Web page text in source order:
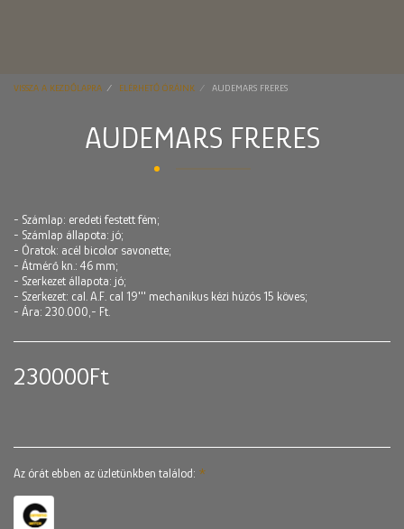
VISSZA A KEZDŐLAPRA ELÉRHETŐ ÓRÁINK AUDEMARS FRERES
AUDEMARS FRERES
- Számlap: eredeti festett fém;
- Számlap állapota: jó;
- Óratok: acél bicolor savonette;
- Átmérő kn.: 46 mm;
- Szerkezet állapota: jó;
- Szerkezet: cal. A.F. cal 19''' mechanikus kézi húzós 15 köves;
- Ára: 230.000,- Ft.
230000Ft
Az órát ebben az üzletünkben találod: *